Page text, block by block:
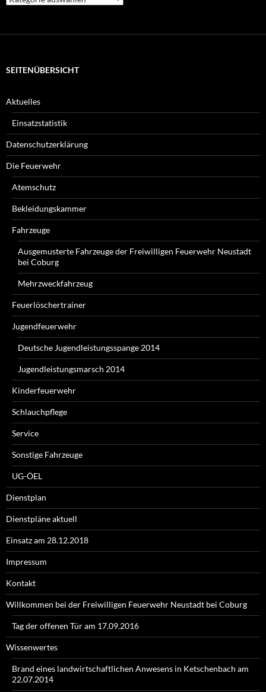
Beiträge
SEITENÜBERSICHT
Aktuelles
Einsatzstatistik
Datenschutzerklärung
Die Feuerwehr
Atemschutz
Bekleidungskammer
Fahrzeuge
Ausgemusterte Fahrzeuge der Freiwilligen Feuerwehr Neustadt
bei Coburg
Mehrzweckfahrzeug
Feuerlöschertrainer
Jugendfeuerwehr
Deutsche Jugendleistungsspange 2014
Jugendleistungsmarsch 2014
Kinderfeuerwehr
Schlauchpflege
Service
Sonstige Fahrzeuge
UG-ÖEL
Dienstplan
Dienstpläne aktuell
Einsatz am 28.12.2018
Impressum
Kontakt
Willkommen bei der Freiwilligen Feuerwehr Neustadt bei Coburg
Tag der offenen Tür am 17.09.2016
Wissenwertes
Brand eines landwirtschaftlichen Anwesens in Ketschenbach am
22.07.2014